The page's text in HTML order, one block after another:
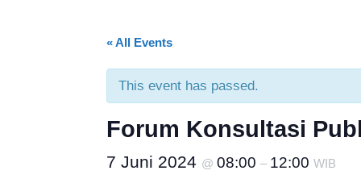
« All Events
This event has passed.
Forum Konsultasi
7 Juni 2024 @ 08:00 – 12:00 WIB